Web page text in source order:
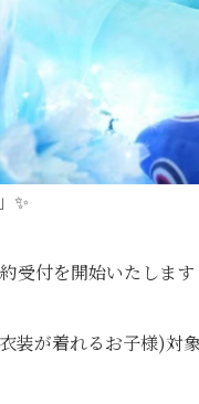
✨
受付を開始いたします
装が着れるお子様)対